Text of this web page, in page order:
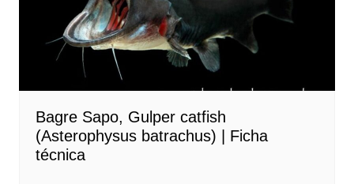
Bagre Sapo, Gulper catfish
(Asterophysus batrachus) | Ficha
técnica